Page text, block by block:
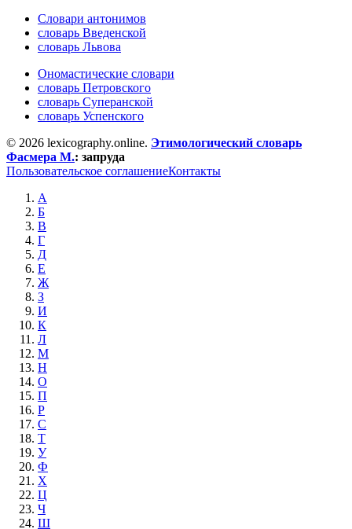
Словари антонимов
словарь Введенской
словарь Львова
Ономастические словари
словарь Петровского
словарь Суперанской
словарь Успенского
© 2026 lexicography.online. Этимологический словарь
Фасмера М.: запруда
Пользовательское соглашениеКонтакты
А
Б
В
Г
Д
Е
Ж
З
И
К
Л
М
Н
О
П
Р
С
Т
У
Ф
Х
Ц
Ч
Ш